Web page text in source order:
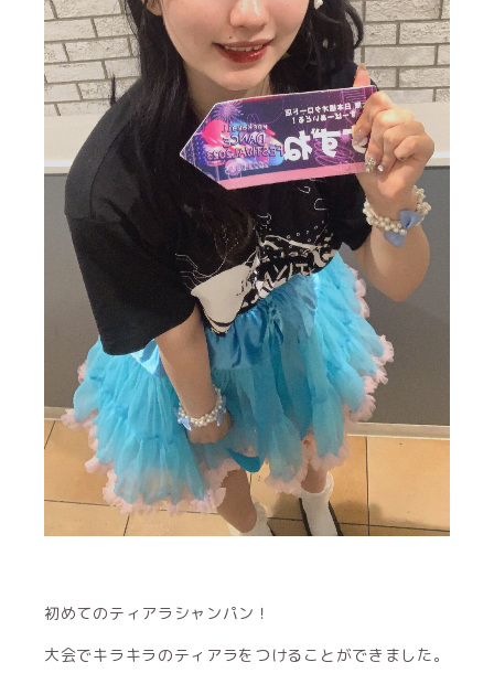
初めてのティアラシャンパン！
大会でキラキラのティアラをつけることができました。